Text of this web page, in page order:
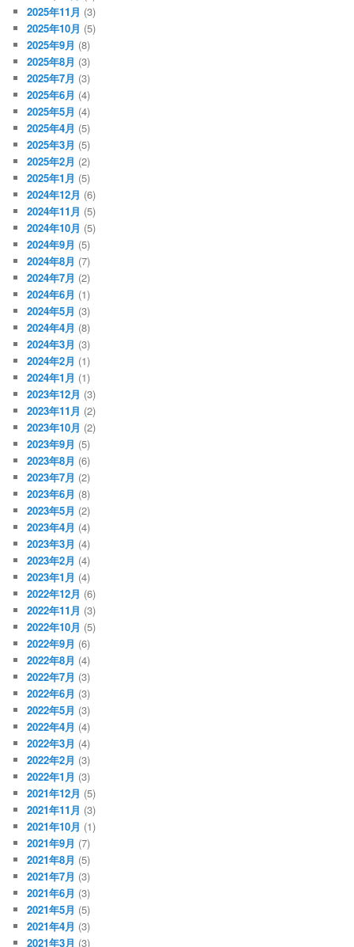
2025年11月 (3)
2025年10月 (5)
2025年9月 (8)
2025年8月 (3)
2025年7月 (3)
2025年6月 (4)
2025年5月 (4)
2025年4月 (5)
2025年3月 (5)
2025年2月 (2)
2025年1月 (5)
2024年12月 (6)
2024年11月 (5)
2024年10月 (5)
2024年9月 (5)
2024年8月 (7)
2024年7月 (2)
2024年6月 (1)
2024年5月 (3)
2024年4月 (8)
2024年3月 (3)
2024年2月 (1)
2024年1月 (1)
2023年12月 (3)
2023年11月 (2)
2023年10月 (2)
2023年9月 (5)
2023年8月 (6)
2023年7月 (2)
2023年6月 (8)
2023年5月 (2)
2023年4月 (4)
2023年3月 (4)
2023年2月 (4)
2023年1月 (4)
2022年12月 (6)
2022年11月 (3)
2022年10月 (5)
2022年9月 (6)
2022年8月 (4)
2022年7月 (3)
2022年6月 (3)
2022年5月 (3)
2022年4月 (4)
2022年3月 (4)
2022年2月 (3)
2022年1月 (3)
2021年12月 (5)
2021年11月 (3)
2021年10月 (1)
2021年9月 (7)
2021年8月 (5)
2021年7月 (3)
2021年6月 (3)
2021年5月 (5)
2021年4月 (3)
2021年3月 (3)